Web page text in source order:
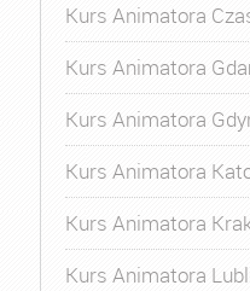
Kurs Animatora
Kurs Animatora
Kurs Animatora
Kurs Animatora
Kurs Animatora
Kurs Animatora